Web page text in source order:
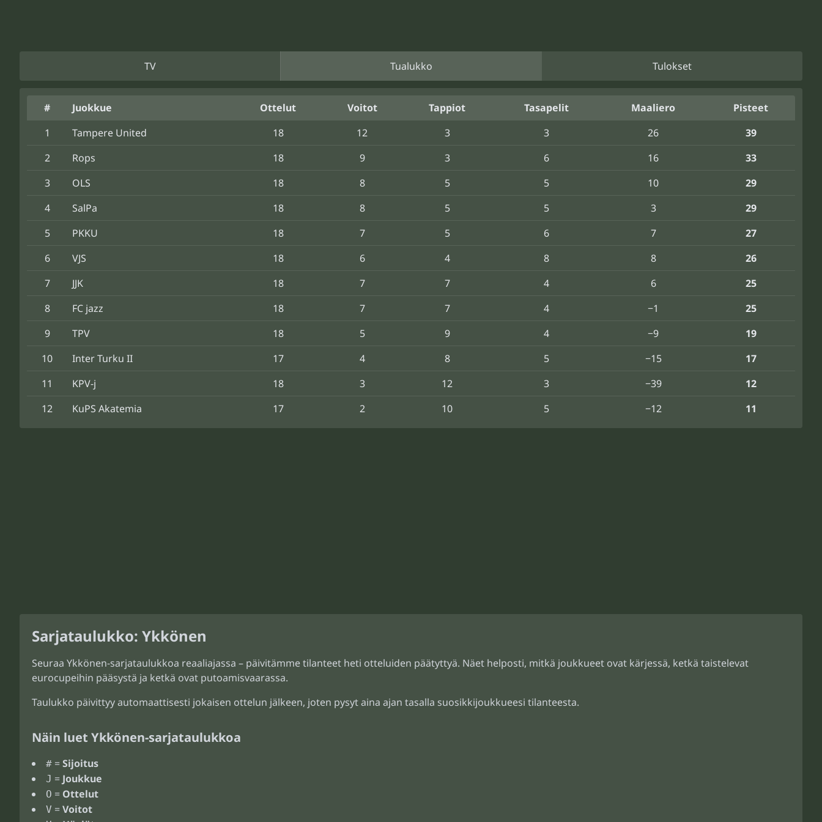
TV Tualukko Tulokset
# Juokkue Ottelut Voitot Tappiot Tasapelit Maaliero
Pisteet
1
Tampere United 18 12 3 3 26
39
2
Rops 18 9 3 6 16
33
3
OLS 18 8 5 5 10
29
4
SalPa 18 8 5 5 3
29
5
PKKU 18 7 5 6 7
27
6
VJS 18 6 4 8 8
26
7
JJK 18 7 7 4 6
25
8
FC jazz 18 7 7 4 −1
25
9
TPV 18 5 9 4 −9
19
10
Inter Turku II 17 4 8 5 −15
17
11
KPV-j 18 3 12 3 −39
12
12
KuPS Akatemia 17 2 10 5 −12 11
Sarjataulukko: Ykkönen
Seuraa Ykkönen-sarjataulukkoa reaaliajassa – päivitämme tilanteet heti otteluiden päätyttyä. Näet helposti, mitkä joukkueet ovat kärjessä, ketkä taistelevat
eurocupeihin pääsystä ja ketkä ovat putoamisvaarassa.
Taulukko päivittyy automaattisesti jokaisen ottelun jälkeen, joten pysyt aina ajan tasalla suosikkijoukkueesi tilanteesta.
Näin luet Ykkönen-sarjataulukkoa
# =Sijoitus
J = Joukkue
O = Ottelut
V =Voitot